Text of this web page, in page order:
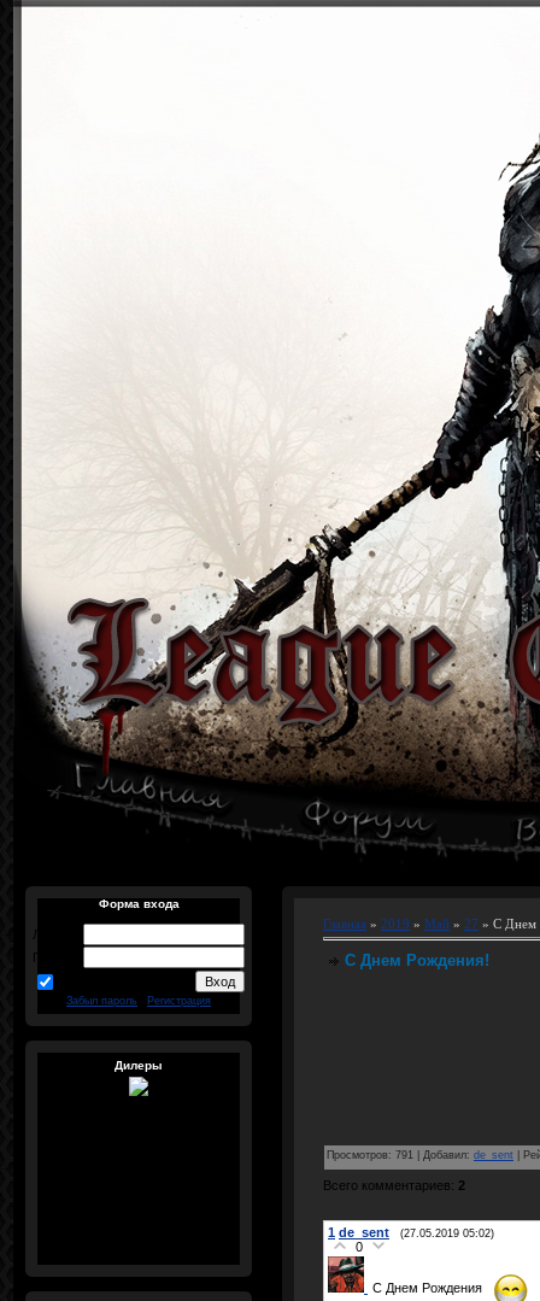
Форма входа
Логин:
Пароль:
Забыл пароль Регистрация
Дилеры
Главная » 2019 » Май » 27 » С Днем
С Днем Рождения!
Просмотров: 791 Добавил: de_sent
Всего комментариев: 2
1 de_sent (27.05.2019 05:02)
0
С Днем Рождения